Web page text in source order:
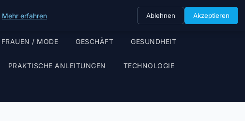
FRAUEN / MODE GESCHÄFT GESUNDHEIT
PRAKTISCHE ANLEITUNGEN TECHNOLOGIE
Mehr erfahren Ablehnen Akzeptieren